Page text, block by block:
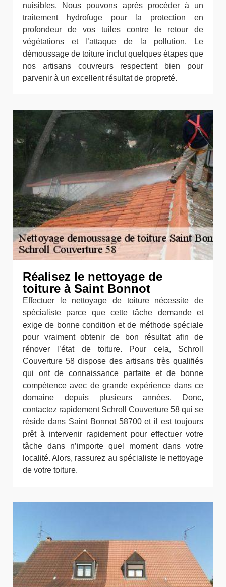
nuisibles. Nous pouvons après procéder à un
traitement hydrofuge pour la protection en
profondeur de vos tuiles contre le retour de
végétations et l’attaque de la pollution. Le
démoussage de toiture inclut quelques étapes que
nos artisans couvreurs respectent bien pour
parvenir à un excellent résultat de propreté.
Réalisez le nettoyage de
toiture à Saint Bonnot
Effectuer le nettoyage de toiture nécessite de
spécialiste parce que cette tâche demande et
exige de bonne condition et de méthode spéciale
pour vraiment obtenir de bon résultat afin de
rénover l’état de toiture. Pour cela, Schroll
Couverture 58 dispose des artisans très qualifiés
qui ont de connaissance parfaite et de bonne
compétence avec de grande expérience dans ce
domaine depuis plusieurs années. Donc,
contactez rapidement Schroll Couverture 58 qui se
réside dans Saint Bonnot 58700 et il est toujours
prêt à intervenir rapidement pour effectuer votre
tâche dans n’importe quel moment dans votre
localité. Alors, rassurez au spécialiste le nettoyage
de votre toiture.